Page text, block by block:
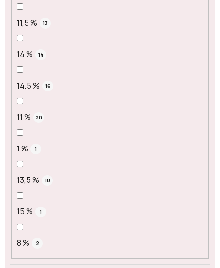
11,5 % 13
14 % 14
14,5 % 16
11 % 20
1 % 1
13,5 % 10
15 % 1
8 % 2